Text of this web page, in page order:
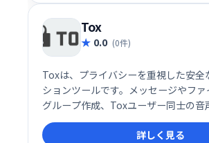
Tox
0.0 (0件)
Toxは、プライバシーを重視した安全
ションツールです。メッセージやファ
グループ作成、Toxユーザー同士の音
などが可能です。個人情報の保護を
コミュニケーションを取ることができ
詳しく見る